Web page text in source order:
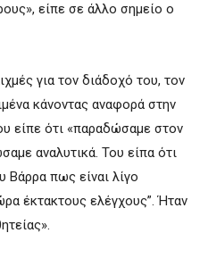
είπε σε άλλο σημείο ο
για τον διάδοχό του, τον
κάνοντας αναφορά στην
είπε ότι «παραδώσαμε στον
αναλυτικά. Του είπα ότι
Βάρρα πως είναι λίγο
έκτακτους ελέγχους”. Ήταν